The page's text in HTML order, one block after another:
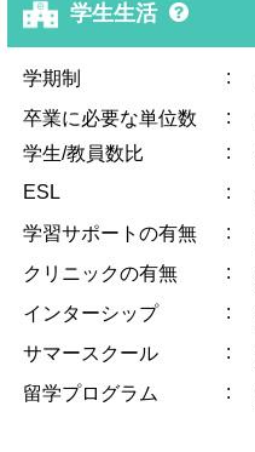
学生生活
学期制 :
卒業に必要な単位数 :
学生/教員数比 :
ESL :
学習サポートの有無 :
クリニックの有無 :
インターシップ :
サマースクール :
留学プログラム :